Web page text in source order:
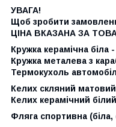
УВАГА!
Щоб зробити
ЦІНА ВКАЗАНА ЗА
Кружка керамічна біла
Кружка металева з
Термокухоль
Келих скляний
Келих керамічний
Фляга спортивна